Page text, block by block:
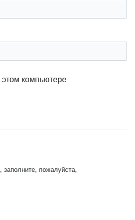
компьютере
пожалуйста,